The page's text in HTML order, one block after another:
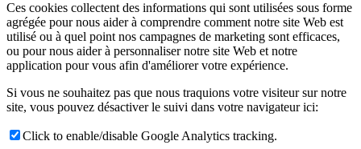
Ces cookies collectent des informations qui sont utilisées sous forme
agrégée pour nous aider à comprendre comment notre site Web est
utilisé ou à quel point nos campagnes de marketing sont efficaces,
ou pour nous aider à personnaliser notre site Web et notre
application pour vous afin d'améliorer votre expérience.
Si vous ne souhaitez pas que nous traquions votre visiteur sur notre
site, vous pouvez désactiver le suivi dans votre navigateur ici:
Click to enable/disable Google Analytics tracking.